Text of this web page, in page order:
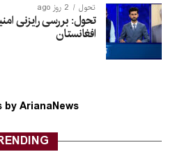
تحول 2 روز ago
تحول: بررسی رایزنی
افغانستان
ArianaNews_